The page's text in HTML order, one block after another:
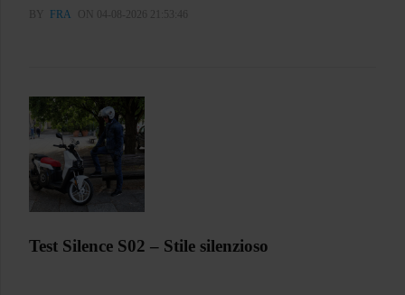
BY FRA ON 04-08-2026 21:53:46
Test Silence S02 – Stile silenzioso